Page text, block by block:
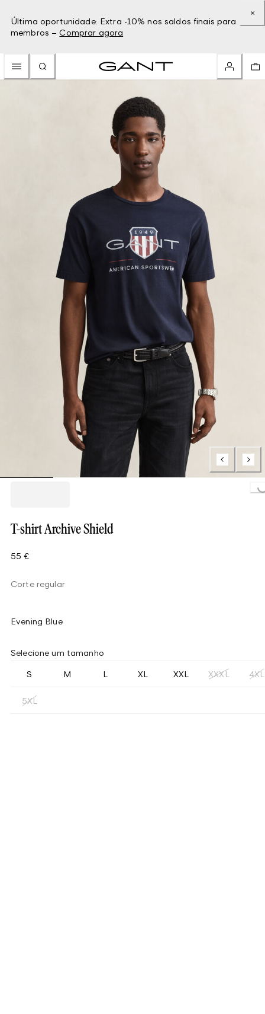
Última oportunidade: Extra -10% nos saldos finais para
membros – Comprar agora
Loading...
T-shirt Archive Shield
55 €
Corte regular
Evening Blue
Selecione um tamanho
S M L XL XXL XXXL 4XL
5XL